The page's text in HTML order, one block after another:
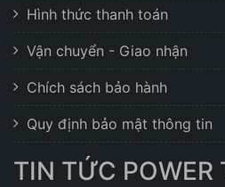
Hình thức thanh toán
Vận chuyển - Giao nhận
Chích sách bảo hành
Quy định bảo mật thông tin
TIN TỨC POWER